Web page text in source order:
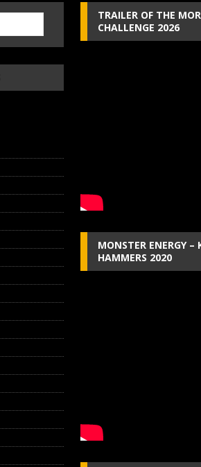
TRAILER OF THE
CHALLENGE 2026
MONSTER ENERGY –
HAMMERS 2020